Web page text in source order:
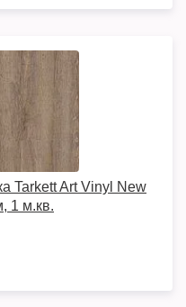
Tarkett Art Vinyl New
1 м.кв.